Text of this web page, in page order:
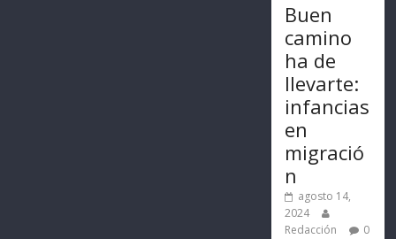
Buen
camino
ha de
llevarte:
infancias
en
migració
n
agosto 14,
2024
Redacción
0